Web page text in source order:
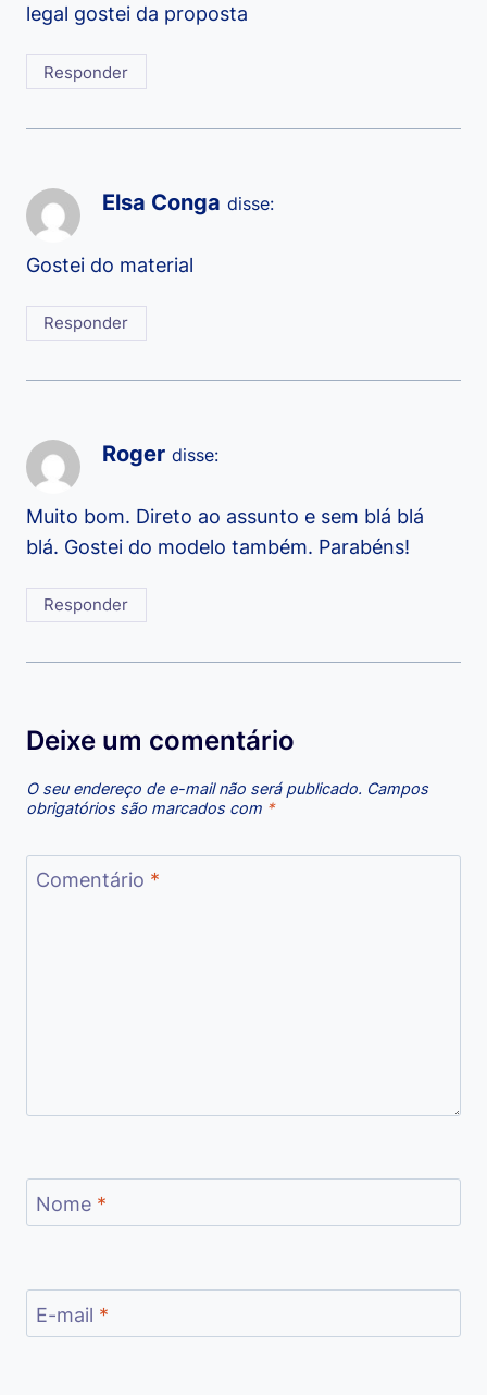
legal gostei da proposta
Responder
Elsa Conga disse:
Gostei do material
Responder
Roger disse:
Muito bom. Direto ao assunto e sem blá blá
blá. Gostei do modelo também. Parabéns!
Responder
Deixe um comentário
O seu endereço de e-mail não será publicado. Campos
obrigatórios são marcados com *
Comentário *
Nome *
E-mail *